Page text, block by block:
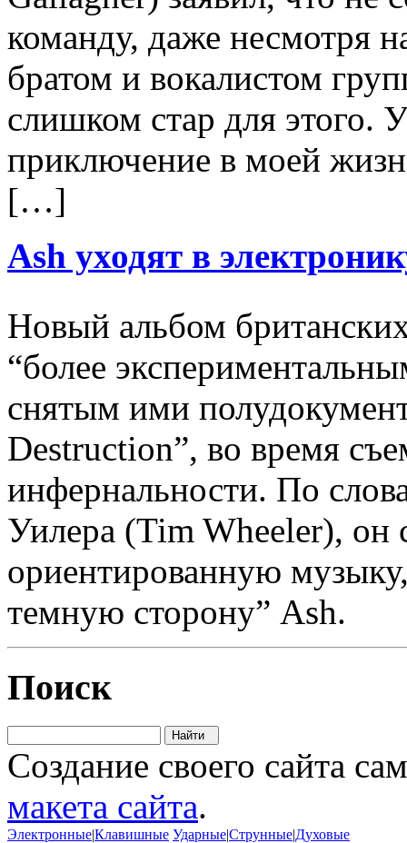
команду, даже несмотря
братом и вокалистом
слишком стар для этого.
приключение в моей
[…]
Ash уходят в
Новый альбом
“более
снятым ими
Destruction”, во время
инфернальности. По
Уилера (Tim Wheeler), он
ориентированную
темную сторону” Ash.
Поиск
Создание своего сайта
макета сайта.
Электронные|Клавишные Ударные|Струнные|Духовые